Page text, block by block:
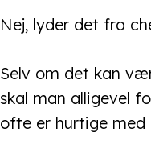
Nej, lyder det fra
Selv om det kan
skal man alligevel
ofte er hurtige med